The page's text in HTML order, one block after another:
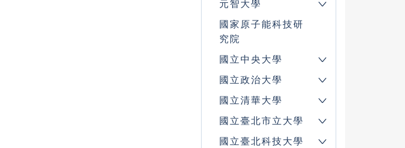
元智大學
國家原子能科技研
究院
國立中央大學
國立政治大學
國立清華大學
國立臺北市立大學
國立臺北科技大學